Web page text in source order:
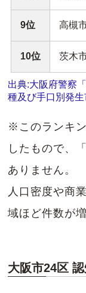
9位 高槻
10位 茨木
出典:大阪府警察
種及び手口別発生
※このランキ
したもので、
ありません。
人口密度や商
域ほど件数が
大阪市24区